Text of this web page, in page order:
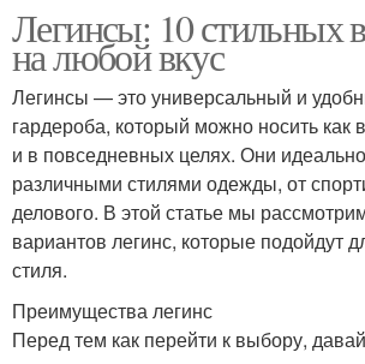
Легинсы: 10 стильных
на любой вкус
Легинсы — это универсальный и
гардероба, который можно носить как
и в повседневных целях. Они
различными стилями одежды, от
делового. В этой статье мы
вариантов легинс, которые подойдут
стиля.
Преимущества легинс
Перед тем как перейти к выбору,